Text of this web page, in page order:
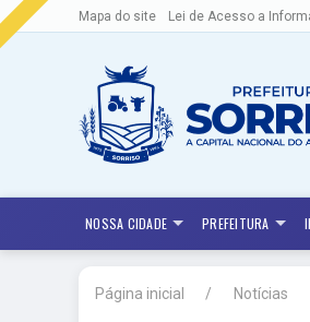
Mapa do site Lei de Acesso a
NOSSA CIDADE PREFEITURA
Página inicial Notícias